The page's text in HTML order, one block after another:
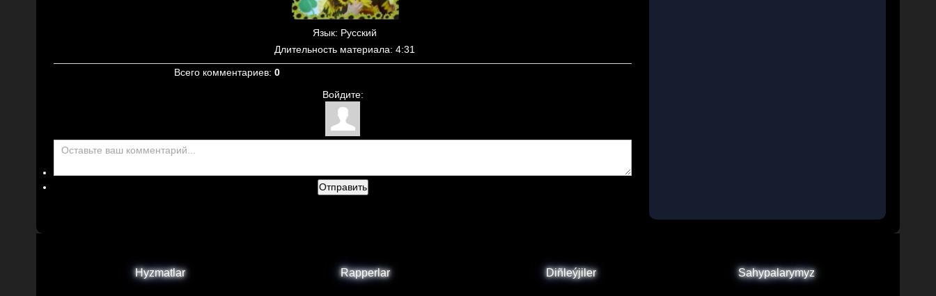
Язык: Русский
Длительность материала: 4:31
Всего комментариев: 0
Войдите:
Отправить
Hyzmatlar Rapperlar Diñleýjiler Sahypalarymyz